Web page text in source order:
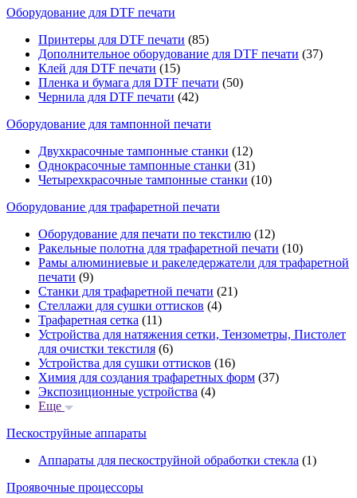
Оборудование для DTF печати
Принтеры для DTF печати (85)
Дополнительное оборудование для DTF печати (37)
Клей для DTF печати (15)
Пленка и бумага для DTF печати (50)
Чернила для DTF печати (42)
Оборудование для тампонной печати
Двухкрасочные тампонные станки (12)
Однокрасочные тампонные станки (31)
Четырехкрасочные тампонные станки (10)
Оборудование для трафаретной печати
Оборудование для печати по текстилю (12)
Ракельные полотна для трафаретной печати (10)
Рамы алюминиевые и ракеледержатели для трафаретной
печати (9)
Станки для трафаретной печати (21)
Стеллажи для сушки оттисков (4)
Трафаретная сетка (11)
Устройства для натяжения сетки, Тензометры, Пистолет
для очистки текстиля (6)
Устройства для сушки оттисков (16)
Химия для создания трафаретных форм (37)
Экспозиционные устройства (4)
Еще
Пескоструйные аппараты
Аппараты для пескоструйной обработки стекла (1)
Проявочные процессоры